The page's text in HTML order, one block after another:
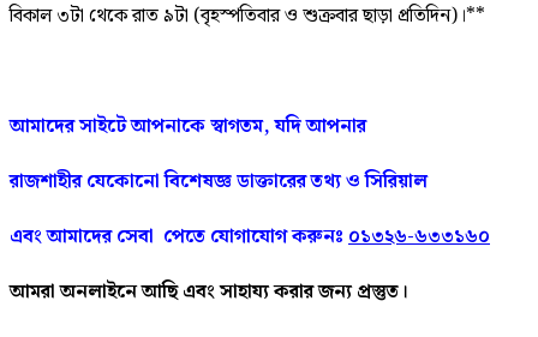
বিকাল ৩টা থেকে রাত ৯টা (বৃহস্পতিবার ও শুক্রবার ছাড়া প্রতিদিন)।**
আমাদেরসাইটেআপনাকেস্বাগতম,যদিআপনার
রাজশাহীর যেকোনো বিশেষজ্ঞডাক্তারেরতথ্য ও সিরিয়াল
এবং আমাদের সেবা পেতে যোগাযোগ করুনঃ ০১৩২৬-৬৩৩১৬০
আমরা অনলাইনেআছি এবংসাহায্যকরারজন্য প্রস্তুত।